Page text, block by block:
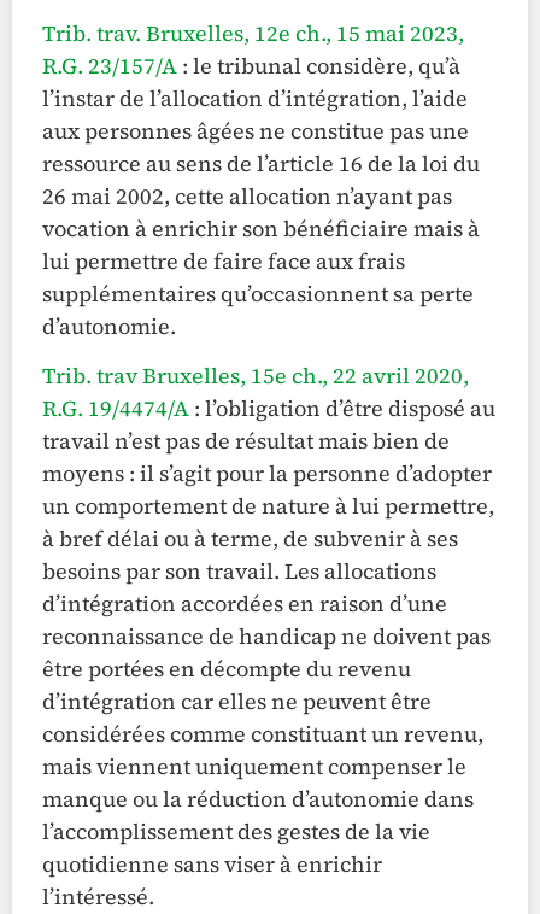
Trib. trav. Bruxelles, 12e ch., 15 mai 2023,
R.G. 23/157/A : le tribunal considère, qu’à
l’instar de l’allocation d’intégration, l’aide
aux personnes âgées ne constitue pas une
ressource au sens de l’article 16 de la loi du
26 mai 2002, cette allocation n’ayant pas
vocation à enrichir son bénéficiaire mais à
lui permettre de faire face aux frais
supplémentaires qu’occasionnent sa perte
d’autonomie.
Trib. trav Bruxelles, 15e ch., 22 avril 2020,
R.G. 19/4474/A : l’obligation d’être disposé au
travail n’est pas de résultat mais bien de
moyens : il s’agit pour la personne d’adopter
un comportement de nature à lui permettre,
à bref délai ou à terme, de subvenir à ses
besoins par son travail. Les allocations
d’intégration accordées en raison d’une
reconnaissance de handicap ne doivent pas
être portées en décompte du revenu
d’intégration car elles ne peuvent être
considérées comme constituant un revenu,
mais viennent uniquement compenser le
manque ou la réduction d’autonomie dans
l’accomplissement des gestes de la vie
quotidienne sans viser à enrichir
l’intéressé.